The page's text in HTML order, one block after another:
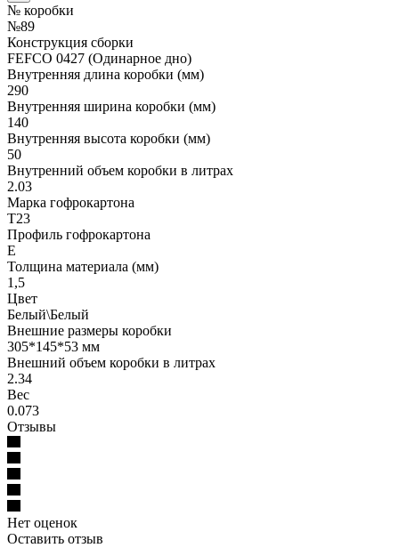
№ коробки
№89
Конструкция сборки
FEFCO 0427 (Одинарное дно)
Внутренняя длина коробки (мм)
290
Внутренняя ширина коробки (мм)
140
Внутренняя высота коробки (мм)
50
Внутренний объем коробки в литрах
2.03
Марка гофрокартона
Т23
Профиль гофрокартона
E
Толщина материала (мм)
1,5
Цвет
Белый\Белый
Внешние размеры коробки
305*145*53 мм
Внешний объем коробки в литрах
2.34
Вес
0.073
Отзывы
Нет оценок
Оставить отзыв